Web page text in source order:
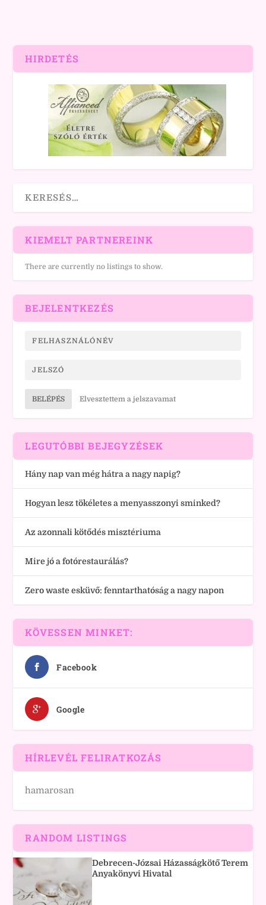
HIRDETÉS
KIEMELT PARTNEREINK
There are currently no listings to show.
BEJELENTKEZÉS
BELÉPÉS Elvesztettem a jelszavamat
LEGUTÓBBI BEJEGYZÉSEK
Hány nap van még hátra a nagy napig?
Hogyan lesz tökéletes a menyasszonyi sminked?
Az azonnali kötődés misztériuma
Mire jó a fotórestaurálás?
Zero waste esküvő: fenntarthatóság a nagy napon
KÖVESSEN MINKET:
Facebook
Google
HÍRLEVÉL FELIRATKOZÁS
hamarosan
RANDOM LISTINGS
Debrecen-Józsai Házasságkötő Terem
Anyakönyvi Hivatal